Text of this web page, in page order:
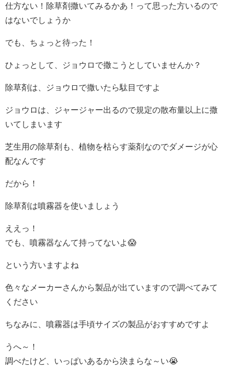
仕方ない！除草剤撒いてみるかあ！って思った方いるので
はないでしょうか
でも、ちょっと待った！
ひょっとして、ジョウロで撒こうとしていませんか？
除草剤は、ジョウロで撒いたら駄目ですよ
ジョウロは、ジャージャー出るので規定の散布量以上に撒
いてしまいます
芝生用の除草剤も、植物を枯らす薬剤なのでダメージが心
配なんです
だから！
除草剤は噴霧器を使いましょう
ええっ！
でも、噴霧器なんて持ってないよ😱
という方いますよね
色々なメーカーさんから製品が出ていますので調べてみて
ください
ちなみに、噴霧器は手頃サイズの製品がおすすめですよ
うへ～！
調べたけど、いっぱいあるから決まらな～い😭